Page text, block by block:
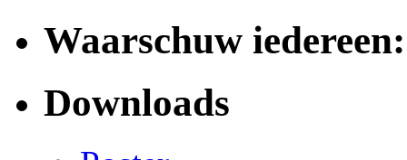
Waarschuw iedereen:
Downloads